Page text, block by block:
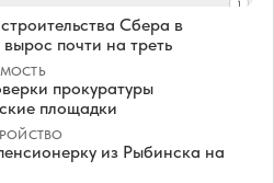
Сбера в
почти на треть
прокуратуры
площадки
из Рыбинска на